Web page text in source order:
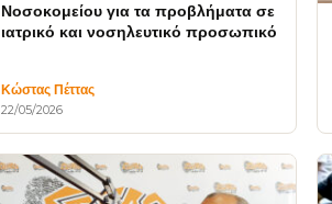
Νοσοκομείου για τα προβλήματα σε
ιατρικό και νοσηλευτικό προσωπικό
Κώστας Πέττας
22/05/2026